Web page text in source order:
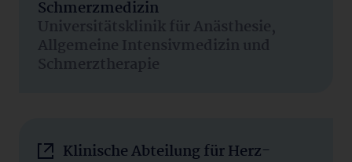
Schmerzmedizin
Universitätsklinik für Anästhesie,
Allgemeine Intensivmedizin und
Schmerztherapie
Klinische Abteilung für Herz-